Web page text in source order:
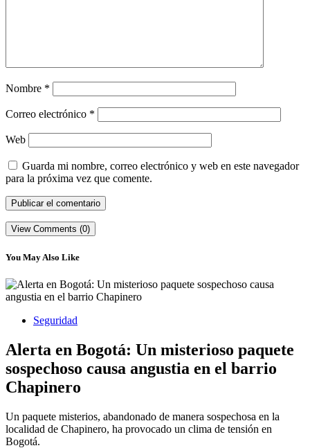
Nombre *
Correo electrónico *
Web
Guarda mi nombre, correo electrónico y web en este navegador
para la próxima vez que comente.
View Comments (0)
You May Also Like
Seguridad
Alerta en Bogotá: Un misterioso paquete
sospechoso causa angustia en el barrio
Chapinero
Un paquete misterios, abandonado de manera sospechosa en la
localidad de Chapinero, ha provocado un clima de tensión en
Bogotá.